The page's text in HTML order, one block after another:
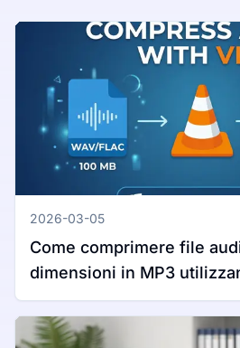
2026-03-05
Come comprimere file
dimensioni in MP3
completa per Windows e